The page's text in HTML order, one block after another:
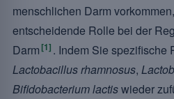
menschlichen Darm
entscheidende Rolle bei der
Darm [1] . Indem Sie spezifische
Lactobacillus rhamnosus,
Bifidobacterium lactiswieder